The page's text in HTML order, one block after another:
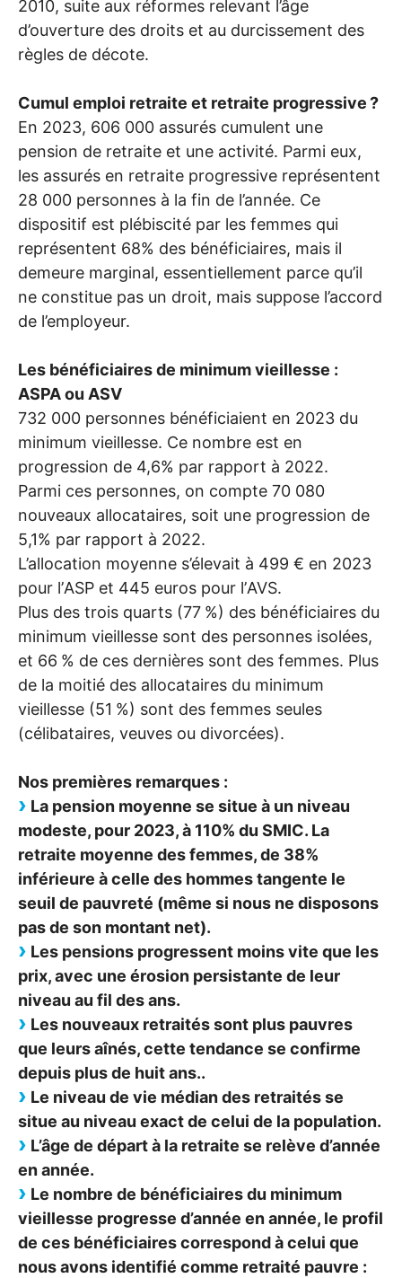
2010, suite aux réformes relevant l’âge
d’ouverture des droits et au durcissement des
règles de décote.
Cumul emploi retraite et retraite progressive?
En 2023, 606 000 assurés cumulent une
pension de retraite et une activité. Parmi eux,
les assurés en retraite progressive représentent
28 000 personnes à la fin de l’année. Ce
dispositif est plébiscité par les femmes qui
représentent 68% des bénéficiaires, mais il
demeure marginal, essentiellement parce qu’il
ne constitue pas un droit, mais suppose l’accord
de l’employeur.
Les bénéficiaires de minimum vieillesse :
ASPAou ASV
732 000 personnes bénéficiaient en 2023 du
minimum vieillesse. Ce nombre est en
progression de 4,6% par rapport à 2022.
Parmi ces personnes, on compte 70 080
nouveaux allocataires, soit une progression de
5,1% par rapport à 2022.
L’allocation moyenne s’élevait à 499 € en 2023
pour l’ASP et 445 euros pour l’AVS.
Plus des trois quarts (77 %) des bénéficiaires du
minimum vieillesse sont des personnes isolées,
et 66 % de ces dernières sont des femmes. Plus
de la moitié des allocataires du minimum
vieillesse (51 %) sont des femmes seules
(célibataires, veuves ou divorcées).
Nos premières remarques :
La pension moyenne se situe à un niveau
modeste, pour 2023, à 110% du SMIC. La
retraite moyenne des femmes, de 38%
inférieure à celle des hommes tangente le
seuil de pauvreté (même si nous ne disposons
pas de son montant net).
Les pensions progressent moins vite que les
prix, avec une érosion persistante de leur
niveau au fil des ans.
Les nouveaux retraités sont plus pauvres
que leurs aînés, cette tendance se confirme
depuis plus de huit ans..
Le niveau de vie médian des retraités se
situe au niveau exact de celui de la population.
L’âge de départ à la retraite se relève d’année
en année.
Le nombre de bénéficiaires du minimum
vieillesse progresse d’année en année, le profil
de ces bénéficiaires correspond à celui que
nous avons identifié comme retraité pauvre :